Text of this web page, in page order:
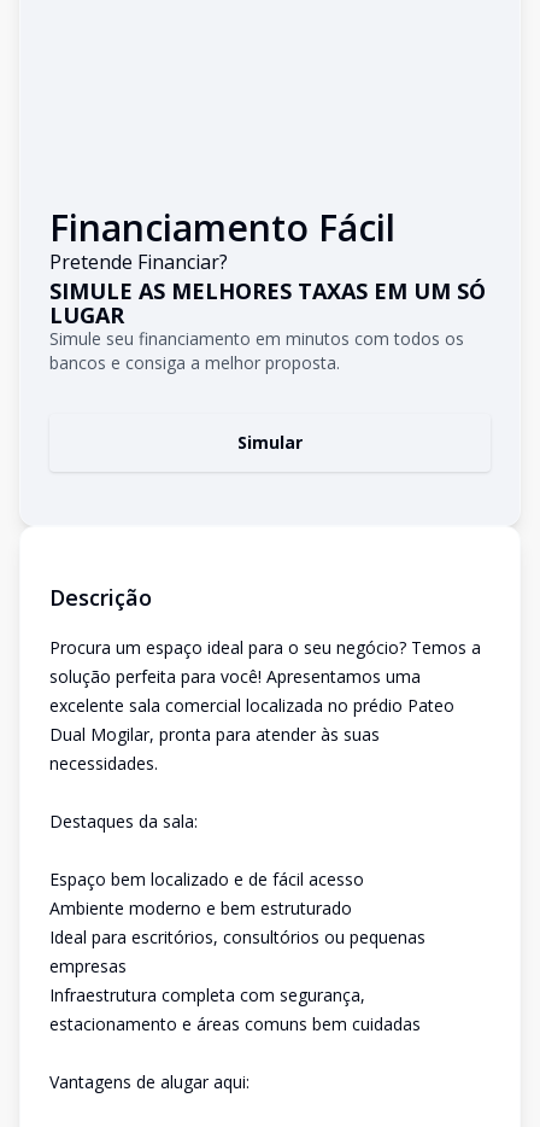
Financiamento Fácil
Pretende Financiar?
SIMULE AS MELHORES TAXAS EM UM SÓ
LUGAR
Simule seu financiamento em minutos com todos os
bancos e consiga a melhor proposta.
Simular
Descrição
Procura um espaço ideal para o seu negócio? Temos a
solução perfeita para você! Apresentamos uma
excelente sala comercial localizada no prédio Pateo
Dual Mogilar, pronta para atender às suas
necessidades.
Destaques da sala:
Espaço bem localizado e de fácil acesso
Ambiente moderno e bem estruturado
Ideal para escritórios, consultórios ou pequenas
empresas
Infraestrutura completa com segurança,
estacionamento e áreas comuns bem cuidadas
Vantagens de alugar aqui: